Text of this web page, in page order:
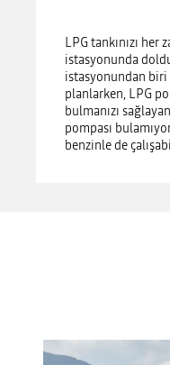
LPG tankınızı her
istasyonunda
istasyonundan biri
planlarken, LPG
bulmanızı
pompası
benzinle de